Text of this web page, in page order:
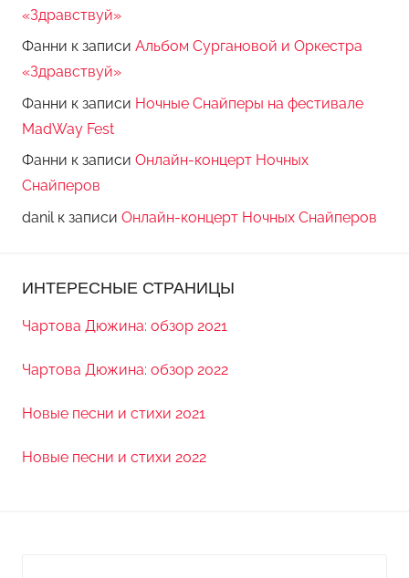
«Здравствуй»
Фанни к записи Альбом Сургановой и Оркестра
«Здравствуй»
Фанни к записи Ночные Снайперы на фестивале
MadWay Fest
Фанни к записи Онлайн-концерт Ночных
Снайперов
danil к записи Онлайн-концерт Ночных Снайперов
ИНТЕРЕСНЫЕ СТРАНИЦЫ
Чартова Дюжина: обзор 2021
Чартова Дюжина: обзор 2022
Новые песни и стихи 2021
Новые песни и стихи 2022